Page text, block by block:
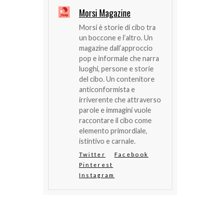
Morsi Magazine
Morsi è storie di cibo tra
un boccone e l’altro. Un
magazine dall’approccio
pop e informale che narra
luoghi, persone e storie
del cibo. Un contenitore
anticonformista e
irriverente che attraverso
parole e immagini vuole
raccontare il cibo come
elemento primordiale,
istintivo e carnale.
Twitter
Facebook
Pinterest
Instagram